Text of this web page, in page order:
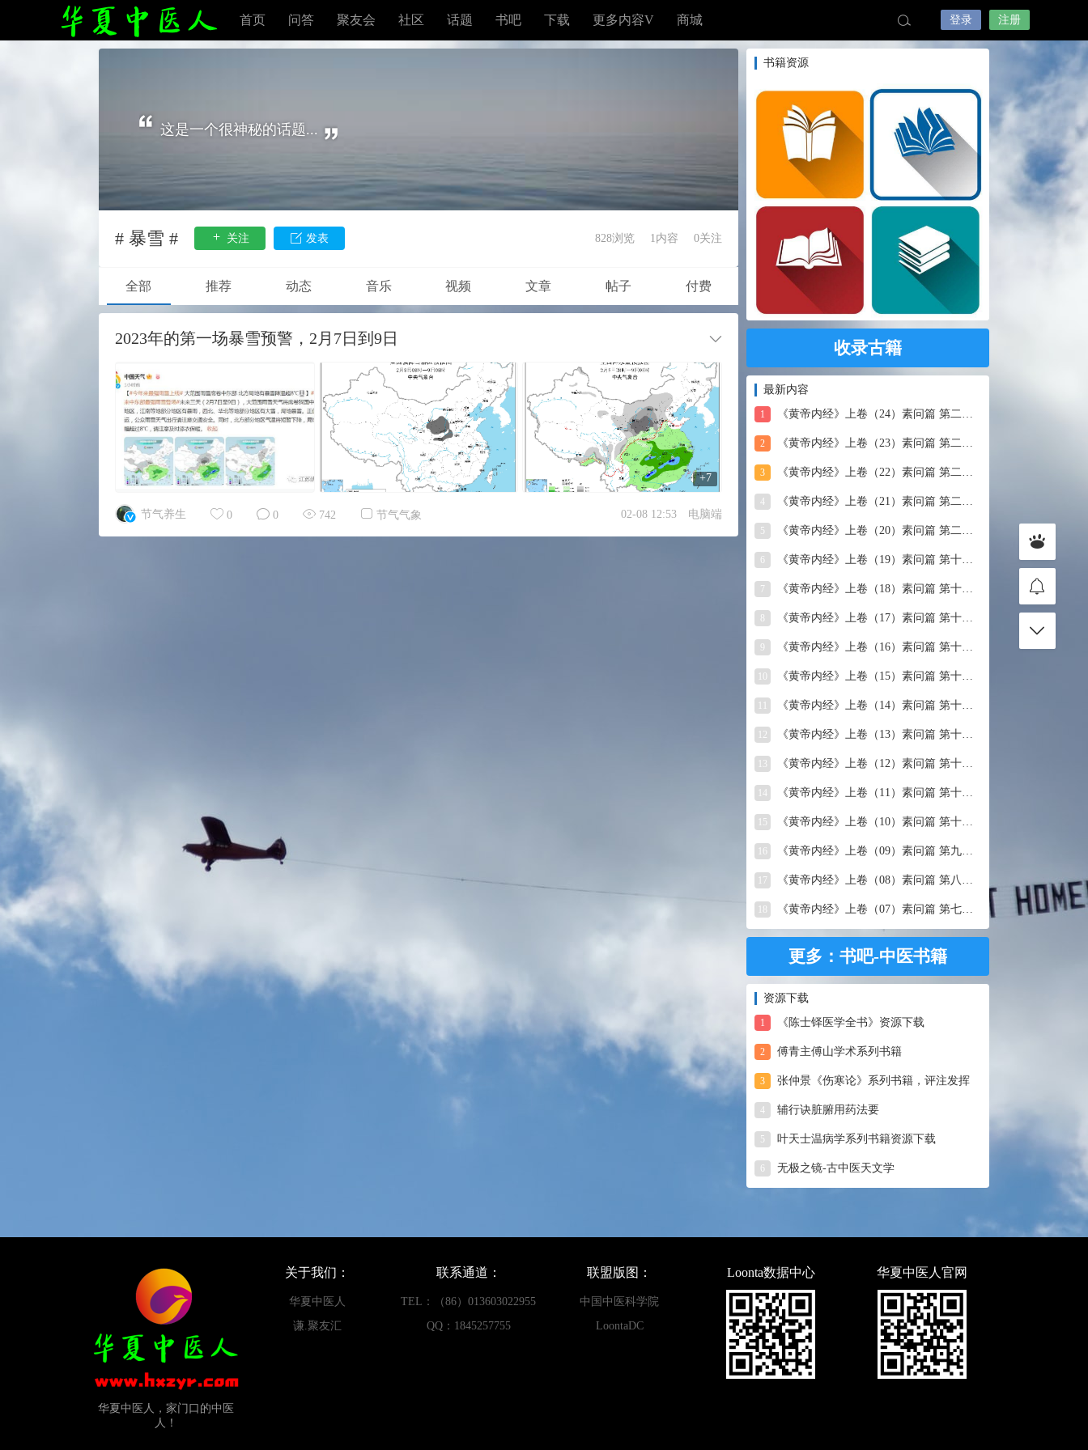
首页 问答 聚友会 社区 话题 书吧 下载 更多内容V 商城 登录 注册
书籍资源
收录古籍
最新内容
1 《黄帝内经》上卷（24）素问篇 第二十四篇 血气形志篇第
2 《黄帝内经》上卷（23）素问篇 第二十三篇 宣明五气
3 《黄帝内经》上卷（22）素问篇 第二十二篇 藏气法时论
4 《黄帝内经》上卷（21）素问篇 第二十一篇 经脉别论
5 《黄帝内经》上卷（20）素问篇 第二十篇 三部九候论
6 《黄帝内经》上卷（19）素问篇 第十九篇 玉机真藏论
7 《黄帝内经》上卷（18）素问篇 第十八篇 平人气象论
《黄帝内经》上卷（17）素问篇 第十七篇 脉要精微论
9 《黄帝内经》上卷（16）素问篇 第十六篇 诊要经终论
《黄帝内经》上卷（15）素问篇 第十五篇 玉版论要
《黄帝内经》上卷（14）素问篇 第十四篇 汤液醪醴论
12 《黄帝内经》上卷（13）素问篇 第十三篇 移精变气论
13 《黄帝内经》上卷（12）素问篇 第十二篇 异法方宜论
14 《黄帝内经》上卷（11）素问篇 第十一篇 五藏别论
15 《黄帝内经》上卷（10）素问篇 第十篇 五藏生成
16 《黄帝内经》上卷（09）素问篇 第九篇 六节藏象论
17 《黄帝内经》上卷（08）素问篇 第八篇 灵兰秘典论
《黄帝内经》上卷（07）素问篇 第七篇 阴阳别论
更多：书吧-中医书籍
资源下载
1 《陈士铎医学全书》资源下载
2 傅青主傅山学术系列书籍
3 张仲景《伤寒论》系列书籍，评注发挥
4 辅行诀脏腑用药法要
5 叶天士温病学系列书籍资源下载
6 无极之镜-古中医天文学
这是一个很神秘的话题...
# 暴雪 # 关注 发表 828浏览 1内容 0关注
全部 推荐 动态 音乐 视频 文章 帖子 付费
2023年的第一场暴雪预警，2月7日到9日
+7
节气养生 0 0 742 节气气象 02-08 12:53 电脑端
华夏中医人，家门口的中医
人！
关于我们：
华夏中医人
谦.聚友汇
联系通道：
TEL：（86）013603022955
QQ：1845257755
联盟版图：
中国中医科学院
LoontaDC
Loonta数据中心 华夏中医人官网